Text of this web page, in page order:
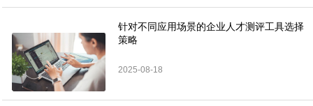
针对不同应用场景的企业人才测评工具选择
策略
2025-08-18